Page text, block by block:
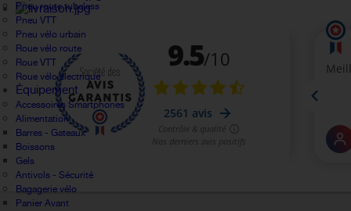
Pneu route tubeless
Pneu VTT
Pneu vélo urbain
Roue vélo route
Roue VTT
Roue vélo électrique
Équipement
Accessoires Smartphones
Alimentation
Barres - Gateaux
Boissons
Gels
Antivols - Sécurité
Bagagerie vélo
Panier Avant